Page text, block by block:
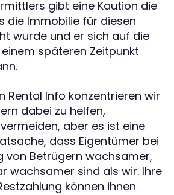
gibt eine Kaution die
die Immobilie für diesen
wurde und er sich auf die
späteren Zeitpunkt
Rental Info konzentrieren wir
dabei zu helfen,
aber es ist eine
dass Eigentümer bei
von Betrügern wachsamer,
wachsamer sind als wir. Ihre
können ihnen